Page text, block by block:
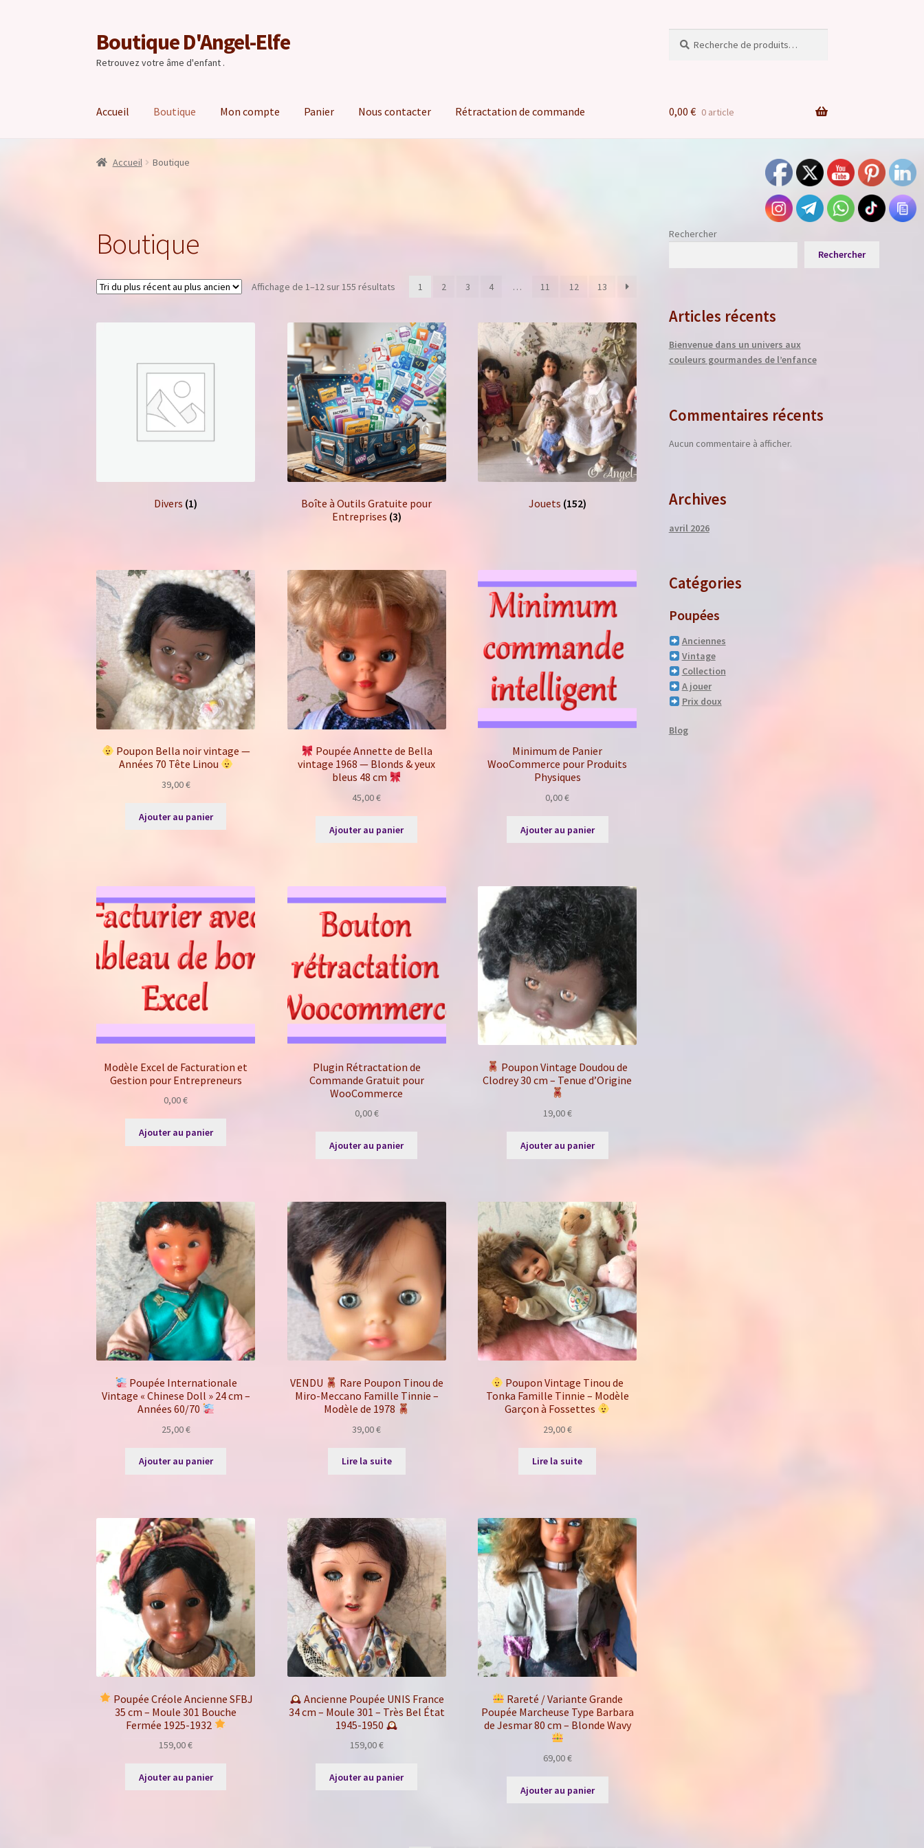
Aller
à
la
Aller
au
contenu
Boutique D'Angel-Elfe
Retrouvez votre âme d'enfant .
pour :
Accueil Boutique Mon compte Panier Nous contacter Rétractation de commande 0,00 € 0 article
Accueil Boutique
Boutique
Affichage de 1–12 sur 155 résultats
récent
au
plus
ancien
1 2 3 4 … 11 12 13
Divers (1)
Boîte à Outils Gratuite pour
Entreprises (3)
Jouets (152)
Poupon Bella noir vintage —
Années 70 Tête Linou
39,00€
Ajouter au panier
Poupée Annette de Bella
vintage 1968 — Blonds & yeux
bleus 48 cm
45,00€
Ajouter au panier
Minimum de Panier
WooCommerce pour Produits
Physiques
0,00€
Ajouter au panier
Modèle Excel de Facturation et
Gestion pour Entrepreneurs
0,00€
Ajouter au panier
Plugin Rétractation de
Commande Gratuit pour
WooCommerce
0,00€
Ajouter au panier
Poupon Vintage Doudou de
Clodrey 30 cm – Tenue d’Origine
19,00€
Ajouter au panier
Poupée Internationale
Vintage « Chinese Doll » 24 cm –
Années 60/70
25,00€
Ajouter au panier
VENDU
Rare Poupon Tinou de
Miro-Meccano Famille Tinnie –
Modèle de 1978
39,00€
Lire la suite
Poupon Vintage Tinou de
Tonka Famille Tinnie – Modèle
Garçon à Fossettes
29,00€
Lire la suite
Poupée Créole Ancienne SFBJ
35 cm – Moule 301 Bouche
Fermée 1925-1932
159,00€
Ajouter au panier
Ancienne Poupée UNIS France
34 cm – Moule 301 – Très Bel État
1945-1950
159,00€
Ajouter au panier
Rareté / Variante Grande
Poupée Marcheuse Type Barbara
de Jesmar 80 cm – Blonde Wavy
69,00€
Ajouter au panier
Rechercher
Rechercher
Articles récents
Bienvenue dans un univers aux
couleurs gourmandes de l’enfance
Commentaires récents
Aucun commentaire à afficher.
Archives
avril 2026
Catégories
Poupées
Anciennes
Vintage
Collection
A jouer
Prix doux
Blog